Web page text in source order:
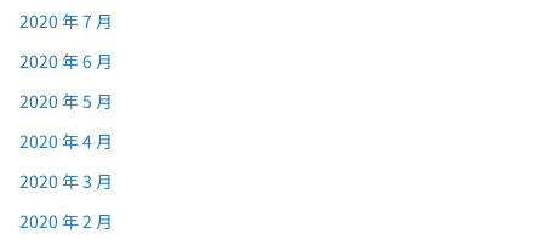
2020 年 7 月
2020 年 6 月
2020 年 5 月
2020 年 4 月
2020 年 3 月
2020 年 2 月